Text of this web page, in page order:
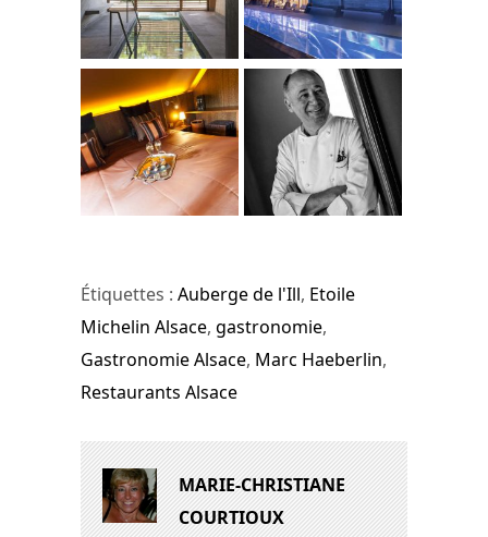
Étiquettes : Auberge de l'Ill, Etoile
Michelin Alsace, gastronomie,
Gastronomie Alsace, Marc Haeberlin,
Restaurants Alsace
MARIE-CHRISTIANE
COURTIOUX